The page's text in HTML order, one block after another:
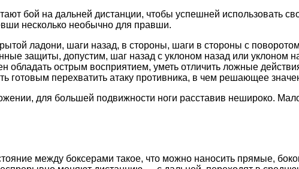
бой на дальней дистанции, чтобы успешней использовать
несколько необычно для правши.
ладони, шаги назад, в стороны, шаги в стороны с
защиты, допустим, шаг назад с уклоном назад или уклоном
обладать острым восприятием, уметь отличить ложные
готовым перехватить атаку противника, в чем решающее
для большей подвижности ноги расставив нешироко.
между боксерами такое, что можно наносить прямые,